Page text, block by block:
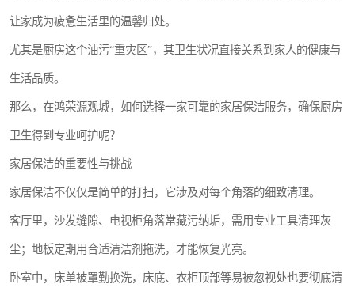
让家成为疲惫生活里的温馨归处。
尤其是厨房这个油污“重灾区”，其卫生状况直接关系到家人的健康与
生活品质。
那么，在鸿荣源观城，如何选择一家可靠的家居保洁服务，确保厨房
卫生得到专业呵护呢？
家居保洁的重要性与挑战
家居保洁不仅仅是简单的打扫，它涉及对每个角落的细致清理。
客厅里，沙发缝隙、电视柜角落常藏污纳垢，需用专业工具清理灰
尘；地板定期用合适清洁剂拖洗，才能恢复光亮。
卧室中，床单被罩勤换洗，床底、衣柜顶部等易被忽视处也要彻底清